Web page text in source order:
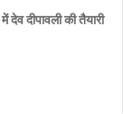
दीपावली की तैयारी